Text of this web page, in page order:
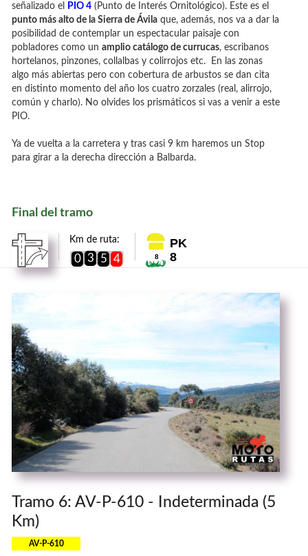
señalizado el
PIO 4 (Punto de Interés Ornitológico). Este es el
punto más alto de la Sierra de Ávila que, además, nos va a dar la
posibilidad de contemplar un espectacular paisaje con
pobladores como un amplio catálogo de currucas, escribanos
hortelanos, pinzones, collalbas y colirrojos etc. En las zonas
algo más abiertas pero con cobertura de arbustos se dan cita
en distinto momento del año los cuatro zorzales (real, alirrojo,
común y charlo). No olvides los prismáticos si vas a venir a este
PIO.
Ya de vuelta a la carretera y tras casi 9 km haremos un Stop
para girar a la derecha dirección a Balbarda.
Final del tramo
Km de ruta:
0 3 5 4 8
PK
8
Tramo 6: AV-P-610 - Indeterminada (5
Km)
AV-P-610